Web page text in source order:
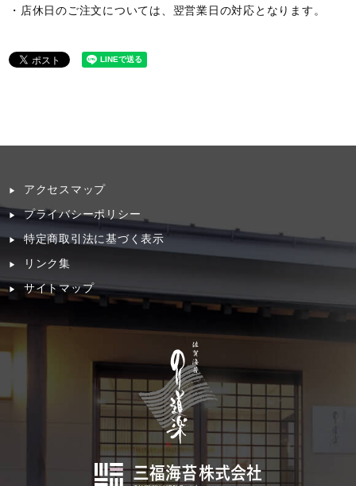
・店休日のご注文については、翌営業日の対応となります。
アクセスマップ
プライバシーポリシー
特定商取引法に基づく表示
リンク集
サイトマップ